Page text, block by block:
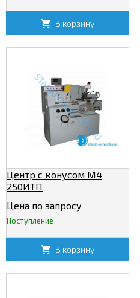
В корзину
Центр с конусом М4
250ИТП
Цена по запросу
Поступление
В корзину